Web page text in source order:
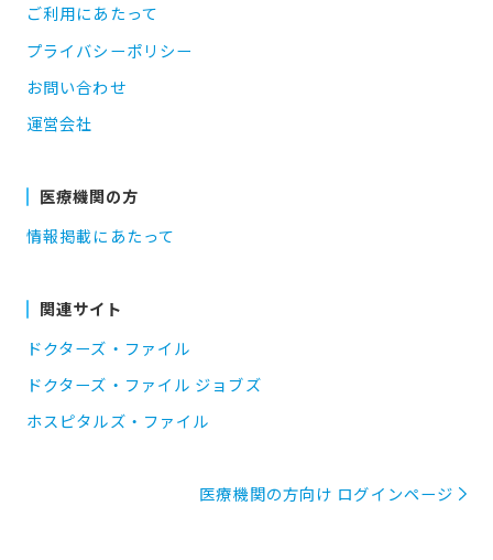
ご利用にあたって
プライバシーポリシー
お問い合わせ
運営会社
医療機関の方
情報掲載にあたって
関連サイト
ドクターズ・ファイル
ドクターズ・ファイル ジョブズ
ホスピタルズ・ファイル
医療機関の方向け ログインページ